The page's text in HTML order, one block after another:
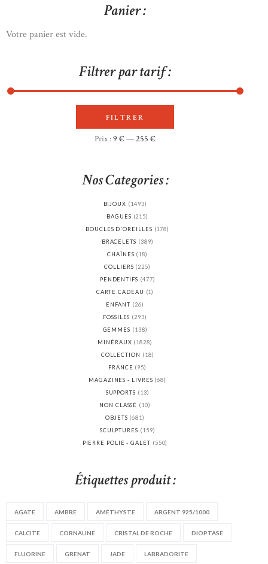
Panier :
Votre panier est vide.
Filtrer par tarif :
Prix
Prix
FILTRER
Prix :9 €—255 €
Nos Categories :
BIJOUX (1493)
BAGUES (215)
BOUCLES D'OREILLES (178)
BRACELETS (389)
CHAÎNES (18)
COLLIERS (225)
PENDENTIFS (477)
CARTE CADEAU (1)
ENFANT (26)
FOSSILES (293)
GEMMES (138)
MINÉRAUX (1828)
COLLECTION
(18)
FRANCE (95)
MAGAZINES - LIVRES (68)
SUPPORTS (13)
NON CLASSÉ (10)
OBJETS (681)
SCULPTURES (159)
PIERRE POLIE - GALET (550)
Étiquettes produit :
AGATE AMBRE AMÉTHYSTE ARGENT 925/1000
CALCITE CORNALINE CRISTAL DE ROCHE DIOPTASE
FLUORINE GRENAT JADE LABRADORITE